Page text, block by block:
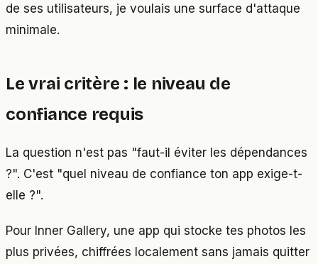
de ses utilisateurs, je voulais une surface d'attaque
minimale.
Le vrai critère : le niveau de
confiance requis
La question n'est pas "faut-il éviter les dépendances
?". C'est "quel niveau de confiance ton app exige-t-
elle ?".
Pour Inner Gallery, une app qui stocke tes photos les
plus privées, chiffrées localement sans jamais quitter